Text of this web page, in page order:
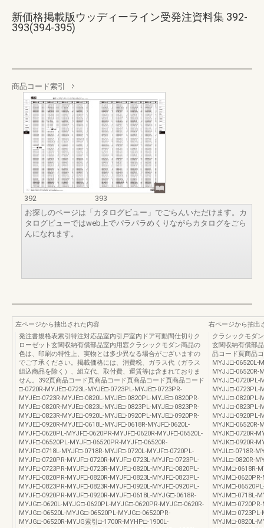
新価格掲載版ウッディーライン受発注資料集 392-
393(394-395)
商品コード索引
392
393
お探しのページは「カタログビュー」でごらんいただけます。カ
タログビューではweb上でパラパラめくりながらカタログをごら
んになれます。
左ページから抽出された内容
発注書規格表索引特注対応品室内引戸室内ドア可動間仕切りク
ローゼット玄関収納有償部品室内用窓クラシックモダン商品の
色は、印刷の特性上、実物とは多少異なる場合がございますの
でご了承ください。掲載価格には、消費税、ガラス代（ガラス
組込商品を除く）、組立代、取付費、運賃等は含まれておりま
せん。392頁商品コード頁商品コード頁商品コード頁商品コード
□-0720R-MYJE□-0723L-MYJE□-0723PL-MYJE□-0723PR-
MYJE□-0723R-MYJE□-0820L-MYJE□-0820PL-MYJE□-0820PR-
MYJE□-0820R-MYJE□-0823L-MYJE□-0823PL-MYJE□-0823PR-
MYJE□-0823R-MYJE□-0920L-MYJE□-0920PL-MYJE□-0920PR-
MYJE□-0920R-MYJE□-0618L-MYJF□-0618R-MYJF□-0620L-
MYJF□-0620PL-MYJF□-0620PR-MYJF□-0620R-MYJF□-06520L-
MYJF□-06520PL-MYJF□-06520PR-MYJF□-06520R-
MYJF□-0718L-MYJF□-0718R-MYJF□-0720L-MYJF□-0720PL-
MYJF□-0720PR-MYJF□-0720R-MYJF□-0723L-MYJF□-0723PL-
MYJF□-0723PR-MYJF□-0723R-MYJF□-0820L-MYJF□-0820PL-
MYJF□-0820PR-MYJF□-0820R-MYJF□-0823L-MYJF□-0823PL-
MYJF□-0823PR-MYJF□-0823R-MYJF□-0920L-MYJF□-0920PL-
MYJF□-0920PR-MYJF□-0920R-MYJF□-0618L-MYJG□-0618R-
MYJG□-0620L-MYJG□-0620PL-MYJG□-0620PR-MYJG□-0620R-
MYJG□-06520L-MYJG□-06520PL-MYJG□-06520PR-
MYJG□-06520R-MYJG索引□-1700R-MYHP□-1900L-
右ページから抽出
クラシックモダ
玄関収納有償部
品コード頁商品
MYJJ□-06520L-
MYJJ□-06520R-
MYJJ□-0720PL-
MYJJ□-0723PL-
MYJJ□-0820PL-
MYJJ□-0823PL-
MYJJ□-0920PL-
MYJK□-06520R-
MYJK□-0720R-
MYJK□-0920R-
MYJL□-0718R-
MYJL□-0820R-
MYJM□-0618R-
MYJM□-
MYJM□-
MYJM□-0718L-
MYJM□-
MYJM□-0723PL-
MYJM□-0820L-